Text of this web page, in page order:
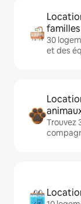
familles
30
et des
Trouvez